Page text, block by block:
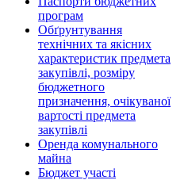
програм
Обґрунтування
технічних та якісних
характеристик предмета
закупівлі, розміру
бюджетного
призначення, очікуваної
вартості предмета
закупівлі
Оренда комунального
майна
Бюджет участі